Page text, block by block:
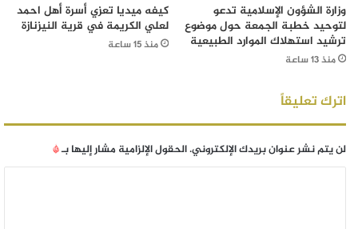
وزارة الشؤون الإسلامية تدعو
لتوحيد خطبة الجمعة حول موضوع
ترشيد استهلاك الموارد الطبيعية
منذ 13 ساعة
كيفه ميديا تعزي أسرة أهل احمد
لعلي الكريمة في قرية النيزنازة
منذ 15 ساعة
اترك تعليقاً
لن يتم نشر عنوان بريدك الإلكتروني.الحقول الإلزامية مشار إليها بـ*